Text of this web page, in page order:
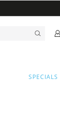
SPECIALS